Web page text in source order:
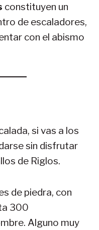
constituyen un
de escaladores,
con el abismo
si vas a los
sin disfrutar
de Riglos.
de piedra, con
300
Alguno muy